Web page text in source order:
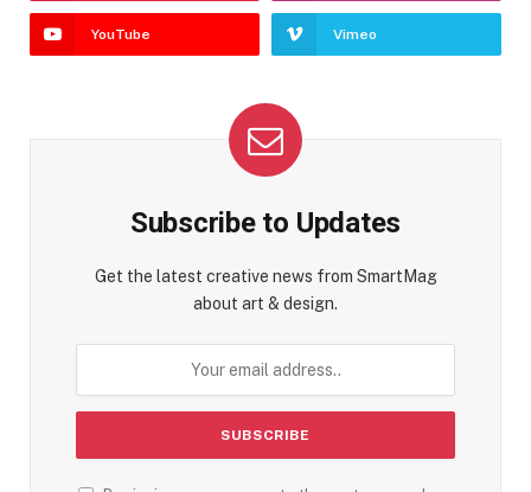
YouTube Vimeo
Subscribe to Updates
Get the latest creative news from SmartMag
about art & design.